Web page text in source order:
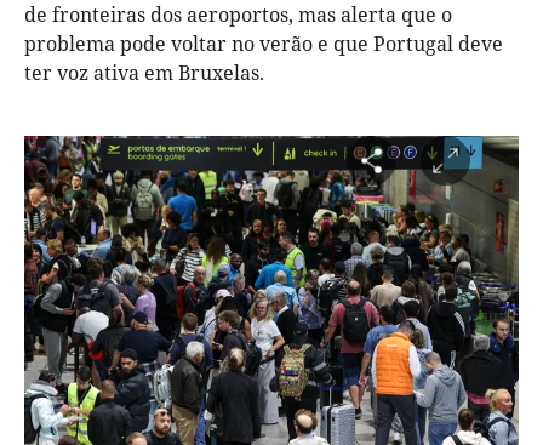
de fronteiras dos aeroportos, mas alerta que o
problema pode voltar no verão e que Portugal deve
ter voz ativa em Bruxelas.